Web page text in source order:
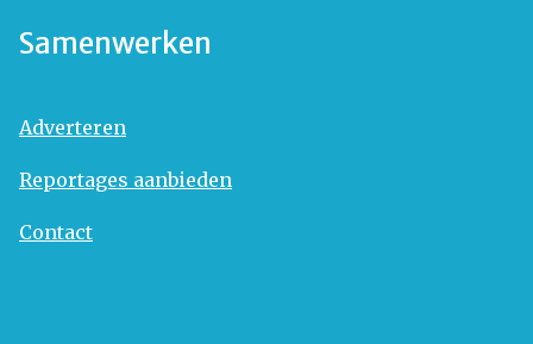
Samenwerken
Adverteren
Reportages aanbieden
Contact